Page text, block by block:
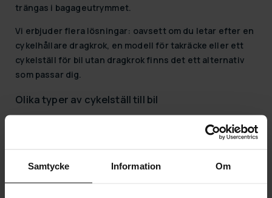
Samtycke Information Om
trängas i bagageutrymmet.
Vi erbjuder flera lösningar: oavsett om du letar efter en
cykelhållare dragkrok, en modell för takräcke eller ett
cykelställ för bil utan dragkrok finns det ett alternativ
som passar dig.
Olika typer av cykelställ till bil
eller 3-cykelsmodell är
lyfthöjd och ofta bäst lämpad förelcyklar
. Om du reser
med hela familjens cyklar är ett